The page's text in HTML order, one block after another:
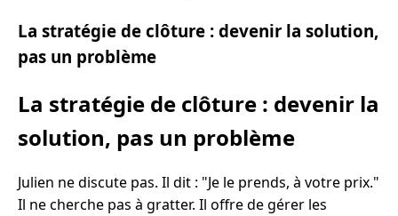
La stratégie de clôture : devenir la solution,
pas un problème
La stratégie de clôture : devenir la
solution, pas un problème
Julien ne discute pas. Il dit : "Je le prends, à votre prix."
Il ne cherche pas à gratter. Il offre de gérer les